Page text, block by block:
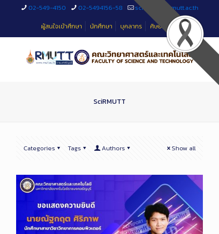
02-549-4150 02-5494156-58
sciteched@rmutt.ac.th
ผู้สนใจเข้าศึกษา
นักศึกษา บุคลากร ศิษย์เก่า
SciRMUTT
Categories Tags Authors Show all